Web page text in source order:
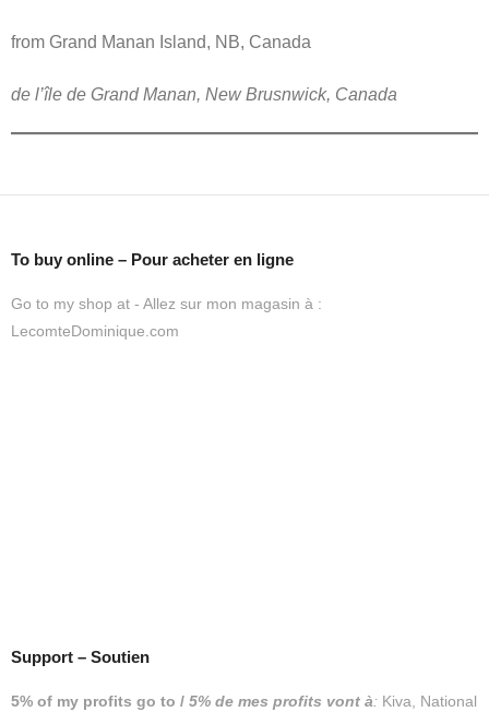
from Grand Manan Island, NB, Canada
de l’île de Grand Manan, New Brusnwick, Canada
To buy online – Pour acheter en ligne
Go to my shop at - Allez sur mon magasin à :
LecomteDominique.com
Support – Soutien
5% of my profits go to / 5% de mes profits vont à: Kiva, National